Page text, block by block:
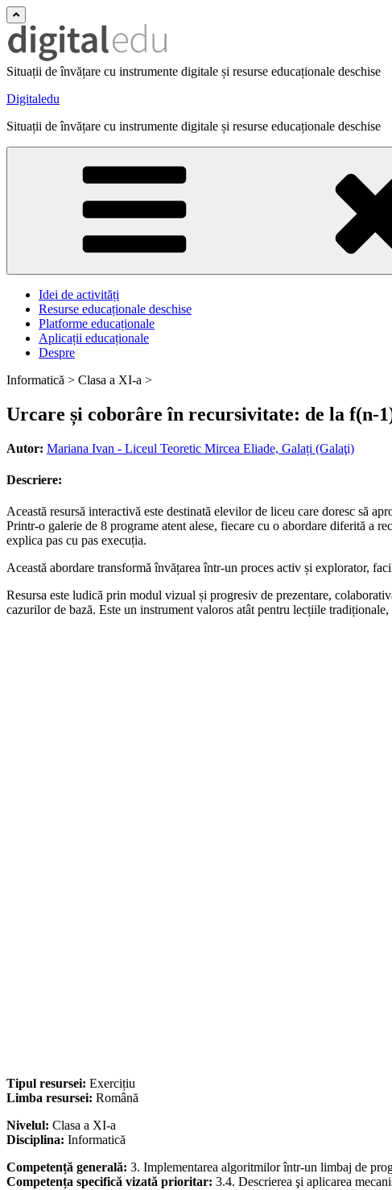
Situații de învățare cu instrumente digitale și resurse educaționale deschise
Digitaledu
Situații de învățare cu instrumente digitale și resurse educaționale deschise
Idei de activități
Resurse educaționale deschise
Platforme educaționale
Aplicații educaționale
Despre
Informatică > Clasa a XI-a >
Urcare și coborâre în recursivitate: de la f(n-
Autor: Mariana Ivan - Liceul Teoretic Mircea Eliade, Galați (Galaţi)
Descriere:
Această resursă interactivă este destinată elevilor de liceu care doresc să
Printr-o galerie de 8 programe atent alese, fiecare cu o abordare diferită
explica pas cu pas execuția.
Această abordare transformă învățarea într-un proces activ și explorator,
Resursa este ludică prin modul vizual și progresiv de prezentare,
cazurilor de bază. Este un instrument valoros atât pentru lecțiile
Tipul resursei: Exercițiu
Limba resursei: Română
Nivelul: Clasa a XI-a
Disciplina: Informatică
Competență generală: 3. Implementarea algoritmilor într-un limbaj de
Competența specifică vizată prioritar: 3.4. Descrierea şi aplicarea